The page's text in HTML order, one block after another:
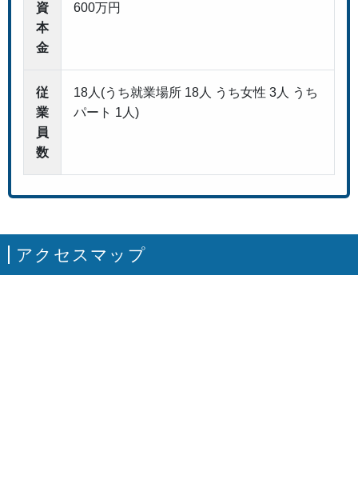
資
本
金
600万円
従
業
員
数
18人(うち就業場所 18人 うち女性 3人 うち
パート 1人)
アクセスマップ